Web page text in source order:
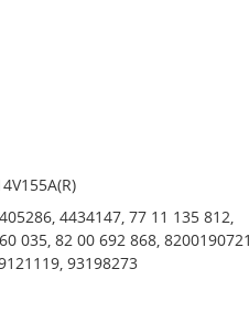
4434147, 77 11 135 812,
035, 82 00 692 868,
93198273